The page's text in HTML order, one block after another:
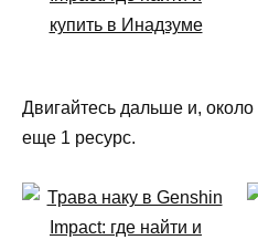
Двигайтесь дальше и,
еще 1 ресурс.